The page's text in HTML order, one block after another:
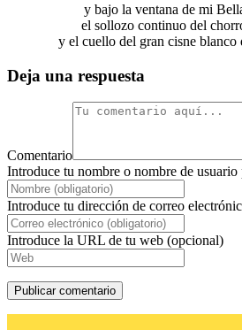
y bajo la ventana de mi
el sollozo continuo del
y el cuello del gran cisne blanco
Deja una respuesta
Comentario
Introduce tu nombre o nombre de usuario
Introduce tu dirección de correo
Introduce la URL de tu web (opcional)